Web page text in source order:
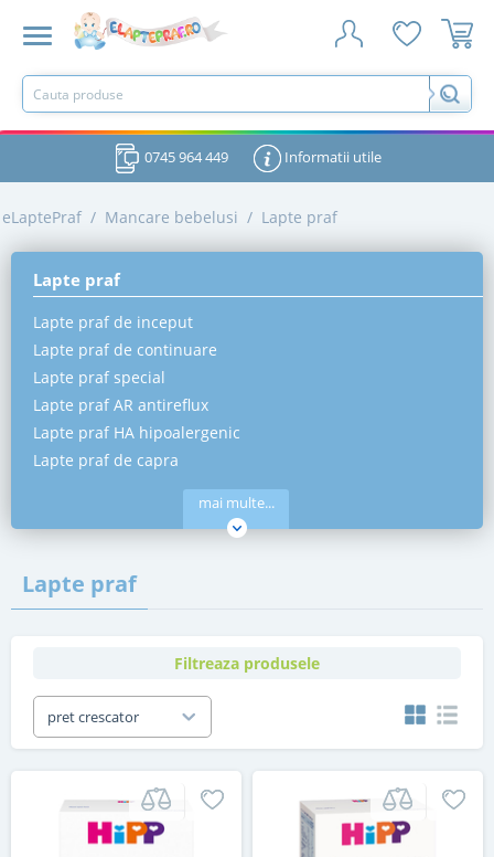
0745 964 449 Informatii utile
eLaptePraf / Mancare bebelusi / Lapte praf
Lapte praf
Lapte praf de inceput
Lapte praf de continuare
Lapte praf special
Lapte praf AR antireflux
Lapte praf HA hipoalergenic
Lapte praf de capra
mai multe...
Lapte praf
Filtreaza produsele
pret crescator